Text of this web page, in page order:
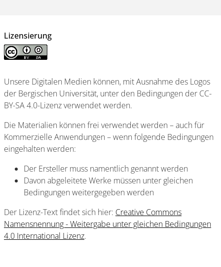
Lizensierung
Unsere Digitalen Medien können, mit Ausnahme des Logos
der Bergischen Universität, unter den Bedingungen der CC-
BY-SA 4.0-Lizenz verwendet werden.
Die Materialien können frei verwendet werden – auch für
Kommerzielle Anwendungen – wenn folgende Bedingungen
eingehalten werden:
Der Ersteller muss namentlich genannt werden
Davon abgeleitete Werke müssen unter gleichen
Bedingungen weitergegeben werden
Der Lizenz-Text findet sich hier: Creative Commons
Namensnennung - Weitergabe unter gleichen Bedingungen
4.0 International Lizenz.